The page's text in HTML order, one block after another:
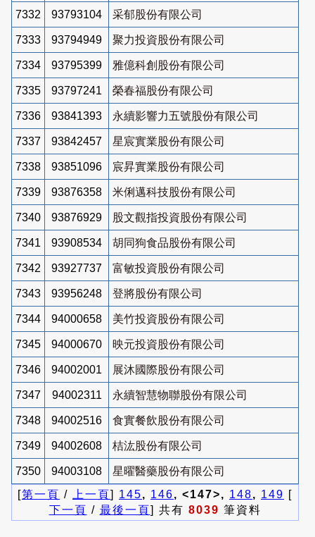
7332 93793104 采郁股份有限公司
7333 93794949 聚力投資股份有限公司
7334 93795399 雅億科創股份有限公司
7335 93797241 榮春福股份有限公司
7336 93841393 永續影響力五號股份有限公司
7337 93842457 星宸實業股份有限公司
7338 93851096 宸昇實業股份有限公司
7339 93876358 米俐邁科技股份有限公司
7340 93876929 股文觀指投資股份有限公司
7341 93908534 胡同狗食品股份有限公司
7342 93927737 富敏投資股份有限公司
7343 93956248 登將股份有限公司
7344 94000658 美竹投資股份有限公司
7345 94000670 映元投資股份有限公司
7346 94002001 展沐國際股份有限公司
7347 94002311 永續智慧物聯股份有限公司
7348 94002516 食實餐飲股份有限公司
7349 94002608 桔汯股份有限公司
7350 94003108
星曜醫藥股份有限公司
[第一頁 / 上一頁] 145, 146, <147>, 148, 149 [
下一頁 / 最後一頁] 共有 8039 筆資料